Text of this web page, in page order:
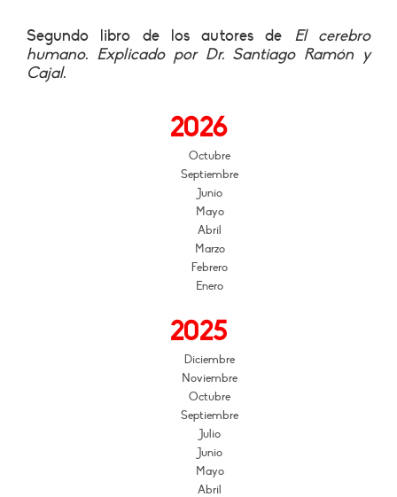
Segundo libro de los autores de El cerebro
humano. Explicado por Dr. Santiago Ramón y
Cajal.
2026
Octubre
Septiembre
Junio
Mayo
Abril
Marzo
Febrero
Enero
2025
Diciembre
Noviembre
Octubre
Septiembre
Julio
Junio
Mayo
Abril